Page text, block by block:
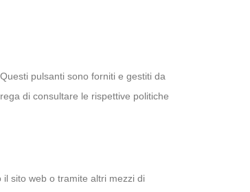
pulsanti sono forniti e gestiti da
di consultare le rispettive politiche
sito web o tramite altri mezzi di